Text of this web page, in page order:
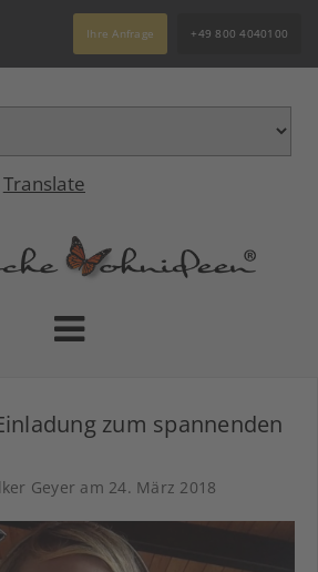
Translate
Ihre Anfrage +49 800 4040100
zum spannenden
Geyer am 24. März 2018